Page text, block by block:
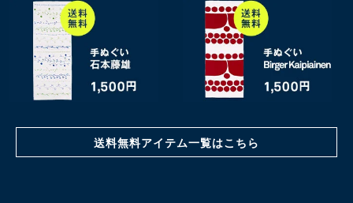
送料無料アイテム一覧はこちら